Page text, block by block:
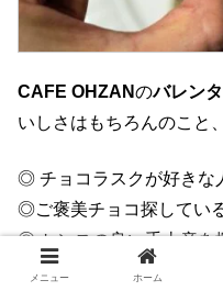
CAFE OHZANのバレン
いしさはもちろんのこと
◎ チョコラスクが好きな
◎ご褒美チョコ探してい
◎ センスの良い手土産を
◎ 写真映えしておいしい
メニュー ホーム